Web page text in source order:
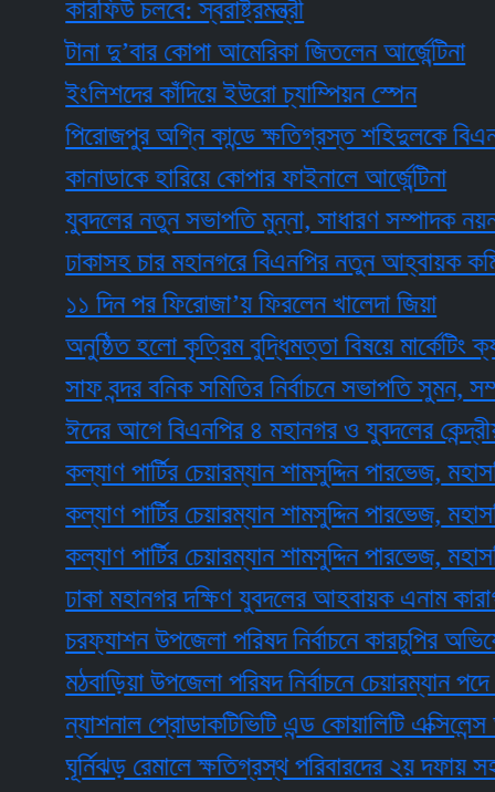
কারফিউ চলবে: স্বরাষ্ট্রমন্ত্রী
টানা দু’বার কোপা আমেরিকা জিতলেন আর্জেন্টিনা
ইংলিশদের কাঁদিয়ে ইউরো চ্যাম্পিয়ন স্পেন
পিরোজপুর অগ্নি কান্ডে ক্ষতিগ্রস্ত শহিদুলকে বিএনপির
কানাডাকে হারিয়ে কোপার ফাইনালে আর্জেন্টিনা
যুবদলের নতুন সভাপতি মুন্না, সাধারণ সম্পাদক নয়ন
ঢাকাসহ চার মহানগরে বিএনপির নতুন আহ্বায়ক কমিটি
১১ দিন পর ফিরোজা’য় ফিরলেন খালেদা জিয়া
অনুষ্ঠিত হলো কৃত্রিম বুদ্ধিমত্তা বিষয়ে মার্কেটিং ক্যাফের
সাফ বন্দর বনিক সমিতির নির্বাচনে সভাপতি সুমন,
ঈদের আগে বিএনপির ৪ মহানগর ও যুবদলের কেন্দ্রীয়
কল্যাণ পার্টির চেয়ারম্যান শামসুদ্দিন পারভেজ, মহাসচিব
কল্যাণ পার্টির চেয়ারম্যান শামসুদ্দিন পারভেজ, মহাসচিব
কল্যাণ পার্টির চেয়ারম্যান শামসুদ্দিন পারভেজ, মহাসচিব
ঢাকা মহানগর দক্ষিণ যুবদলের আহবায়ক এনাম কারাগারে
চরফ্যাশন উপজেলা পরিষদ নির্বাচনে কারচুপির অভিযোগ
মঠবাড়িয়া উপজেলা পরিষদ নির্বাচনে চেয়ারম্যান পদে
ন্যাশনাল প্রোডাকটিভিটি এন্ড কোয়ালিটি এক্সিলেন্স
ঘূর্নিঝড় রেমালে ক্ষতিগ্রস্থ পরিবারদের ২য় দফায়